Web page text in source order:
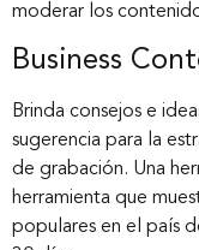
moderar los
Business
Brinda consejos e
sugerencia para la
de grabación. Una
herramienta que
populares en el país